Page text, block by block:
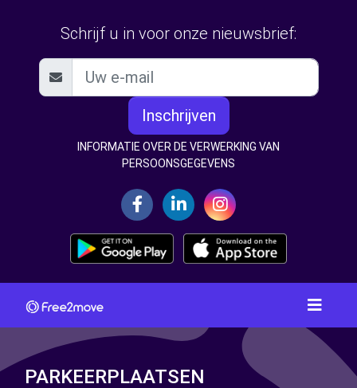
Schrijf u in voor onze nieuwsbrief:
Inschrijven
INFORMATIE OVER DE VERWERKING VAN
PERSOONSGEGEVENS
PARKEERPLAATSEN